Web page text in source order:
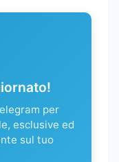
per
esclusive ed
sul tuo